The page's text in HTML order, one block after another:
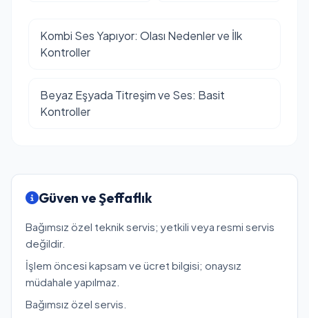
Kombi Ses Yapıyor: Olası Nedenler ve İlk
Kontroller
Beyaz Eşyada Titreşim ve Ses: Basit
Kontroller
Güven ve Şeffaflık
Bağımsız özel teknik servis; yetkili veya resmi servis
değildir.
İşlem öncesi kapsam ve ücret bilgisi; onaysız
müdahale yapılmaz.
Bağımsız özel servis.